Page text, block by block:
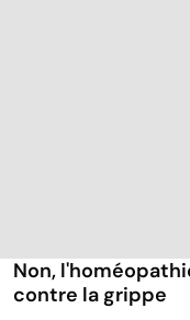
Non,
contre la grippe